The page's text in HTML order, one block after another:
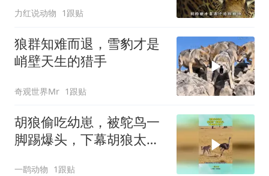
力红说动物 1跟贴
狼群知难而退，雪豹才是
峭壁天生的猎手
奇观世界Mr 1跟贴
胡狼偷吃幼崽，被鸵鸟一
脚踢爆头，下幕胡狼太惨
一鹞动物 1跟贴